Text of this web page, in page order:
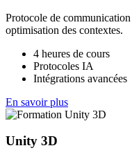
Protocole de
optimisation des contextes.
4 heures de cours
Protocoles IA
Intégrations avancées
En savoir plus
Unity 3D